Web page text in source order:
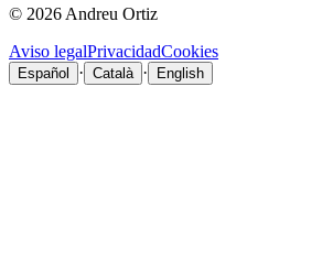
© 2026 Andreu Ortiz
Aviso legalPrivacidadCookies
Español · Català · English